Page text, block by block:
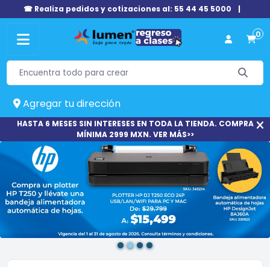
☎ Realiza pedidos y cotizaciones al: 55 44 45 5000 |
0
Agregar tu dirección
HASTA 6 MESES SIN INTERESES EN TODA LA TIENDA. COMPRA
MÍNIMA 2999 MXN. VER MÁS>>